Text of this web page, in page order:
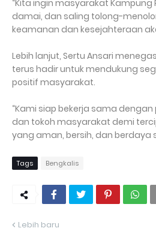
“Kita ingin masyarakat Kampung
damai, dan saling tolong-
keamanan dan kesejahteraan
Lebih lanjut, Sertu Ansari
terus hadir untuk mendukung
positif masyarakat.
“Kami siap bekerja sama
dan tokoh masyarakat demi
yang aman, bersih, dan berdaya
Tags Bengkalis
Lebih baru